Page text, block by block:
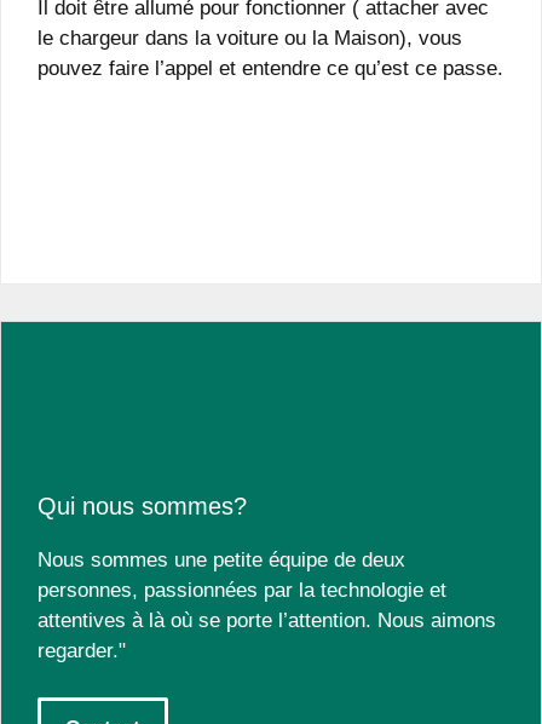
Il doit être allumé pour fonctionner ( attacher avec
le chargeur dans la voiture ou la Maison), vous
pouvez faire l’appel et entendre ce qu’est ce passe.
Qui nous sommes?
Nous sommes une petite équipe de deux
personnes, passionnées par la technologie et
attentives à là où se porte l’attention. Nous aimons
regarder."